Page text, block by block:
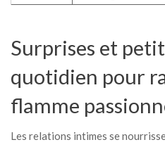
Surprises et
quotidien pour
flamme
Les relations intimes se